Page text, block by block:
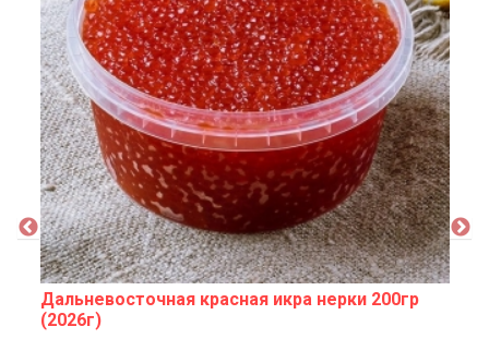
Дальневосточная красная икра нерки 200гр
(2026г)